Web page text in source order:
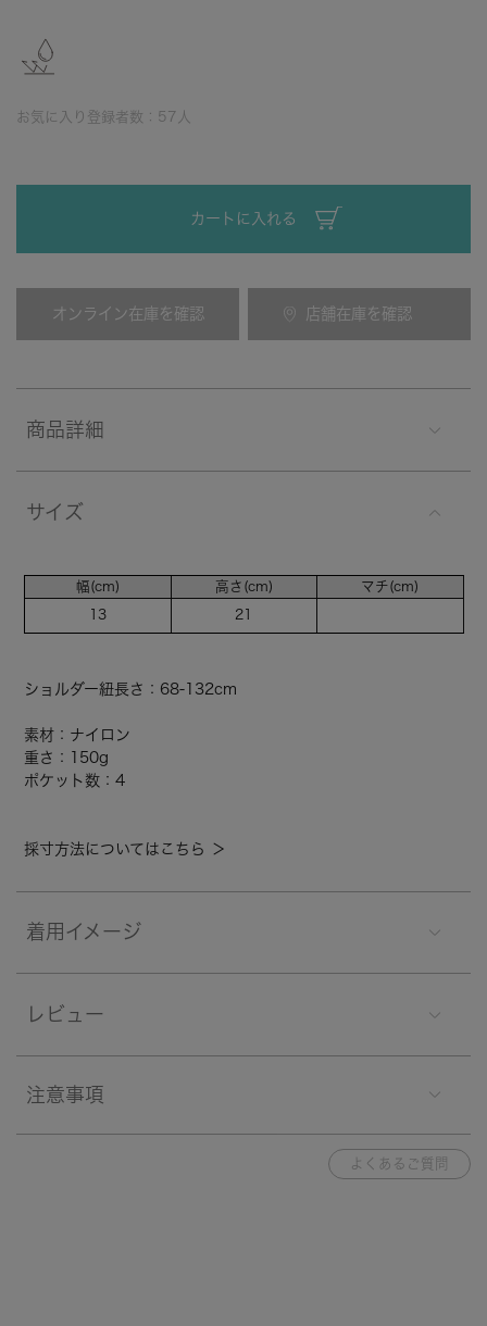
お気に入り登録者数： 57 人
カートに入れる
オンライン在庫を確認 店舗在庫を確認
商品詳細
サイズ
幅(cm)
13
高さ(cm)
21
マチ(cm)
ショルダー紐長さ：68-132cm
素材：ナイロン
重さ：150g
ポケット数：4
採寸方法についてはこちら ＞
着用イメージ
レビュー
注意事項
よくあるご質問